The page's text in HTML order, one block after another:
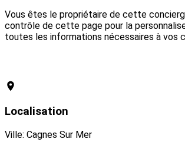
Vous êtes le propriétaire de cette
contrôle de cette page pour la
toutes les informations nécessaires à vos
Localisation
Ville: Cagnes Sur Mer